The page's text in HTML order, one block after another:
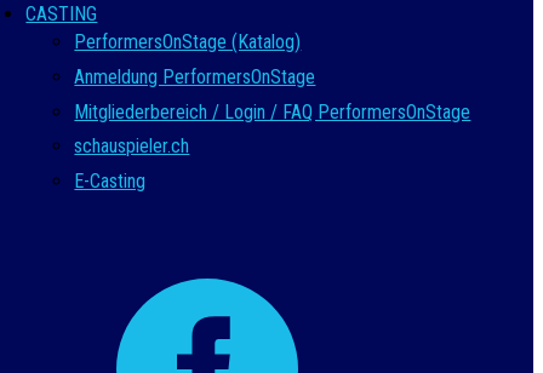
CASTING
PerformersOnStage (Katalog)
Anmeldung PerformersOnStage
Mitgliederbereich / Login / FAQ PerformersOnStage
schauspieler.ch
E-Casting